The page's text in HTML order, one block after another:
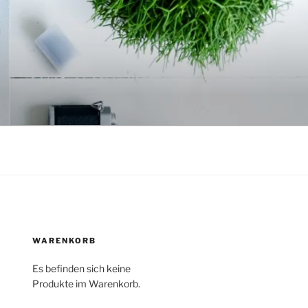
WARENKORB
Es befinden sich keine
Produkte im Warenkorb.